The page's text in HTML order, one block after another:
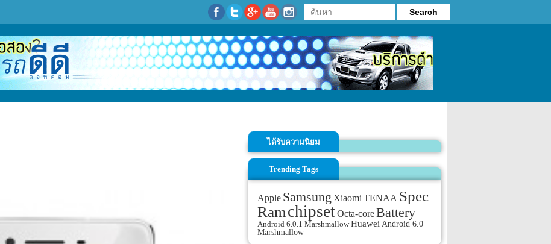
ได้รับความนิยม
Trending Tags
Apple Samsung Xiaomi TENAA Spec
RamchipsetOcta-coreBattery
Android 6.0.1 Marshmallow Huawei Android 6.0
Marshmallow